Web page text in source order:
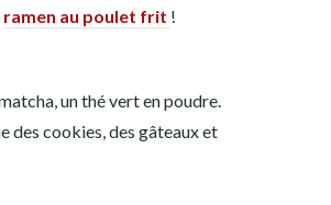
ramen au poulet frit !
un thé vert en poudre.
des cookies, des gâteaux et